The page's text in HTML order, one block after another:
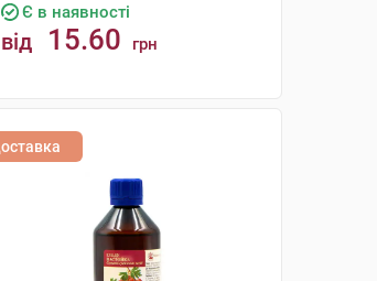
Є в наявності
від 15.60 грн